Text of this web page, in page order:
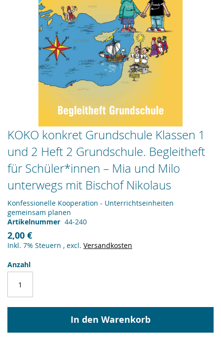
KOKO konkret Grundschule Klassen 1
und 2 Heft 2 Grundschule. Begleitheft
für Schüler*innen – Mia und Milo
unterwegs mit Bischof Nikolaus
Konfessionelle Kooperation - Unterrichtseinheiten
gemeinsam planen
Artikelnummer 44-240
2,00 €
Inkl. 7% Steuern , excl. Versandkosten
Anzahl
In den Warenkorb
Zum
Anfang
der
Bildergalerie
springen